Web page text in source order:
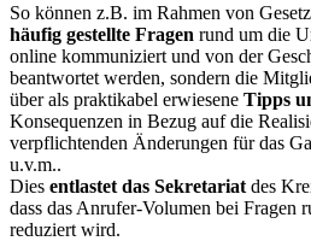
So können z.B. im Rahmen von
häufig gestellte Fragen rund um die
online kommuniziert und von der
beantwortet werden, sondern die
über als praktikabel erwiesene Tipps
Konsequenzen in Bezug auf die
verpflichtenden Änderungen für das
u.v.m..
Dies entlastet das Sekretariat des
dass das Anrufer-Volumen bei Fragen
reduziert wird.